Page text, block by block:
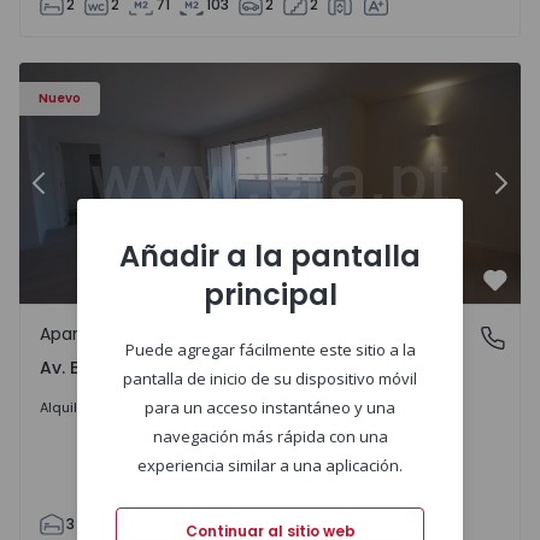
2 2 71 103 2 2
Nuevo
Apartamento T3 Porto, Av. Boavista - 1575472 - 5
Anterior
Av. Boavista, Porto
Apartamento
Av. Boavista, Porto
Alquilar 2.300 €/mes
3 142 2 4
Añadir a la pantalla
principal
Puede agregar fácilmente este sitio a la
pantalla de inicio de su dispositivo móvil
para un acceso instantáneo y una
navegación más rápida con una
experiencia similar a una aplicación.
Continuar al sitio web